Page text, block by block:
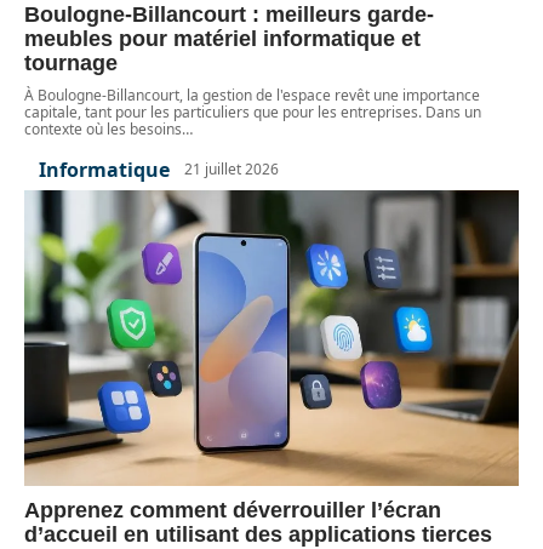
Boulogne-Billancourt : meilleurs garde-
meubles pour matériel informatique et
tournage
À Boulogne-Billancourt, la gestion de l'espace revêt une importance
capitale, tant pour les particuliers que pour les entreprises. Dans un
contexte où les besoins…
Informatique 21 juillet 2026
Apprenez comment déverrouiller l’écran
d’accueil en utilisant des applications tierces